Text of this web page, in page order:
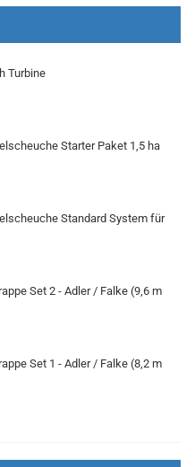
Turbine
Starter Paket 1,5 ha
Standard System für
Set 2 - Adler / Falke (9,6 m
Set 1 - Adler / Falke (8,2 m